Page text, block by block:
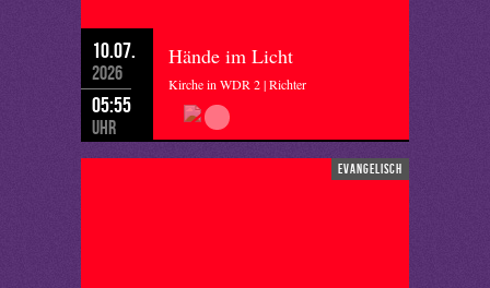
10.07.
2026
05:55
Uhr
Hände im Licht
Kirche in WDR 2 | Richter
evangelisch